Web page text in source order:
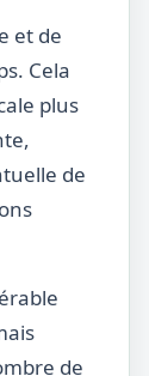
et de
Cela
plus
de
de